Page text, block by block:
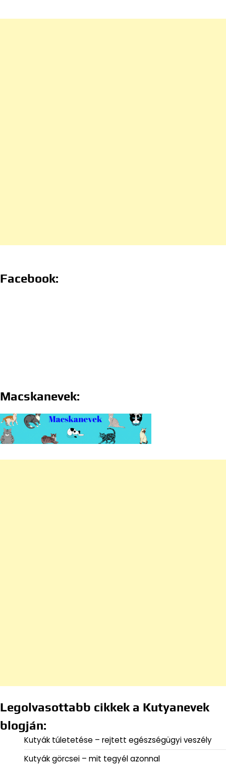
Facebook:
Macskanevek:
Legolvasottabb cikkek a Kutyanevek
blogján:
Kutyák túletetése – rejtett egészségügyi veszély
Kutyák görcsei – mit tegyél azonnal